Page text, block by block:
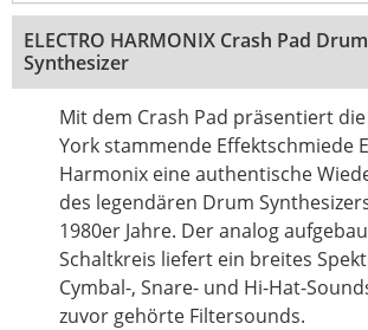
ELECTRO HARMONIX Crash Pad Drum
Synthesizer
Mit dem Crash Pad präsentiert
York stammende Effektschmiede
Harmonix eine authentische
des legendären Drum
1980er Jahre. Der analog
Schaltkreis liefert ein breites
Cymbal-, Snare- und Hi-Hat-
zuvor gehörte Filtersounds.